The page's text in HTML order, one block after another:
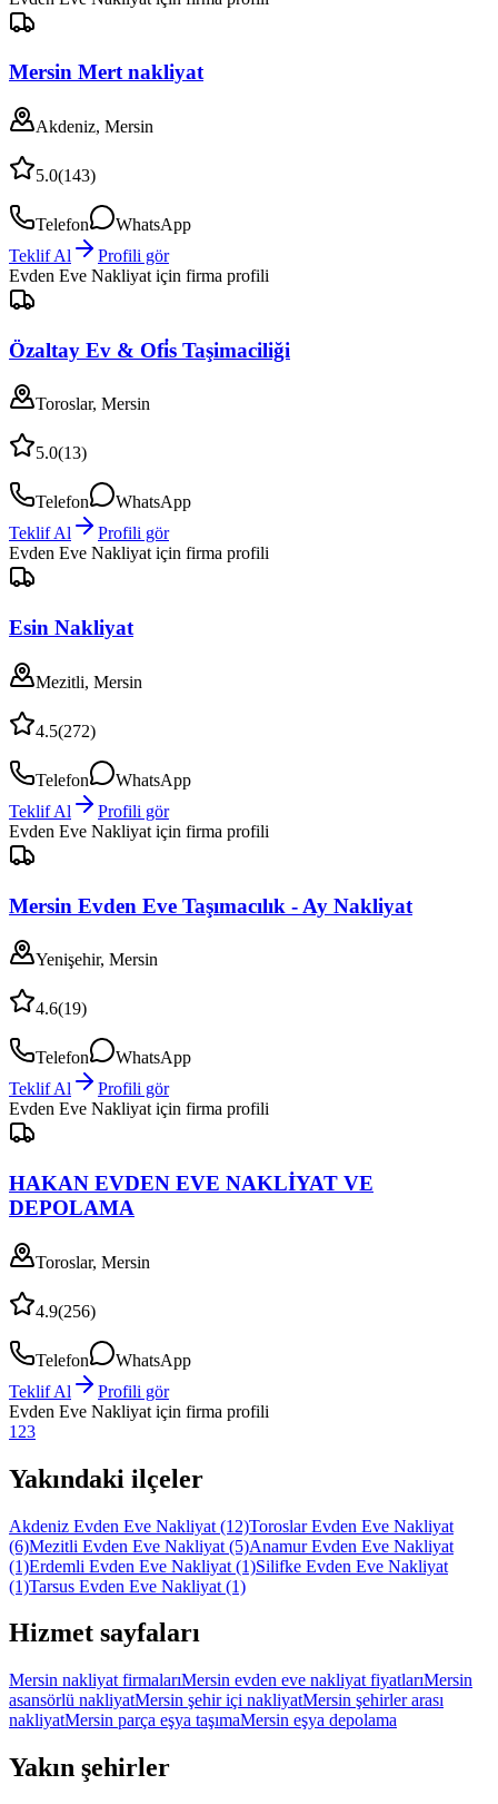
Mersin Mert nakliyat
Akdeniz, Mersin
5.0(143)
Telefon
WhatsApp
Teklif Al
Profili gör
Evden Eve Nakliyat için firma profili
Özaltay Ev & Ofi̇s Taşimaciliği
Toroslar, Mersin
5.0(13)
Telefon
WhatsApp
Teklif Al
Profili gör
Evden Eve Nakliyatiçin firma profili
Esin Nakliyat
Mezitli, Mersin
4.5(272)
Telefon
WhatsApp
Teklif Al
Profili gör
Evden Eve Nakliyat için firma profili
Mersin Evden Eve Taşımacılık - Ay Nakliyat
Yenişehir, Mersin
4.6(19)
Telefon
WhatsApp
Teklif Al
Profili gör
Evden Eve Nakliyat için firma profili
HAKAN EVDEN EVE NAKLİYAT VE
DEPOLAMA
Toroslar, Mersin
4.9(256)
Telefon
WhatsApp
Teklif Al
Profili gör
Evden Eve Nakliyat için firma profili
1 23
Yakındaki ilçeler
Akdeniz Evden Eve Nakliyat (12)Toroslar Evden Eve Nakliyat
(6)Mezitli Evden Eve Nakliyat (5)Anamur Evden Eve Nakliyat
(1)Erdemli Evden Eve Nakliyat (1)Silifke Evden Eve Nakliyat
(1)Tarsus Evden Eve Nakliyat (1)
Hizmet sayfaları
Mersin nakliyat firmalarıMersin evden eve nakliyat fiyatlarıMersin
asansörlü nakliyatMersin şehir içi nakliyatMersin şehirler arası
nakliyatMersin parça eşya taşımaMersin eşya depolama
Yakın şehirler